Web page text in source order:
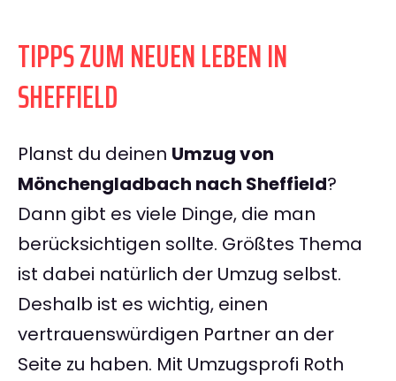
TIPPS ZUM NEUEN LEBEN IN
SHEFFIELD
Planst du deinen Umzug von
Mönchengladbach nach Sheffield?
Dann gibt es viele Dinge, die man
berücksichtigen sollte. Größtes Thema
ist dabei natürlich der Umzug selbst.
Deshalb ist es wichtig, einen
vertrauenswürdigen Partner an der
Seite zu haben. Mit Umzugsprofi Roth